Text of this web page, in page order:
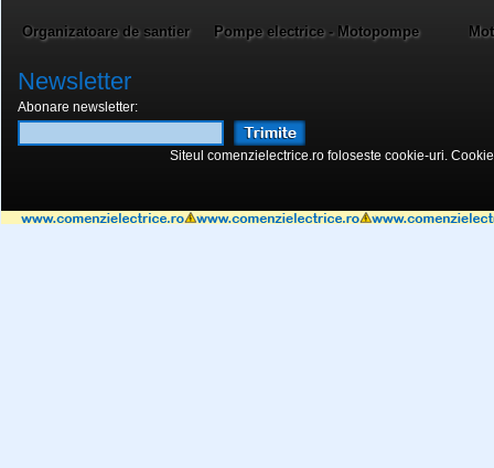
Organizatoare de santier Pompe electrice - Motopompe
Newsletter
Abonare newsletter:
Siteul comenzielectrice.ro foloseste cookie-uri.